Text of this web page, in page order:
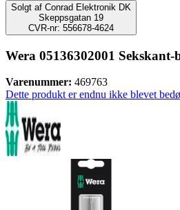
Solgt af Conrad Elektronik DK
Skeppsgatan 19
CVR-nr: 556678-4624
Wera 05136302001 Sekskant-
Varenummer: 469763
Dette produkt er endnu ikke blevet